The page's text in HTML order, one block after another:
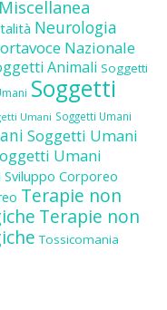
Miscellanea
Neurologia
Nazionale
Animali Soggetti
Soggetti
Umani Soggetti Umani
Soggetti Umani
Umani
Sviluppo Corporeo
Terapie non
Terapie non
Tossicomania